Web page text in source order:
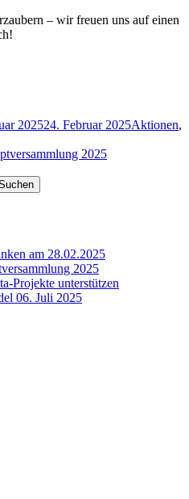
– wir freuen uns auf einen
202524. Februar 2025Aktionen,
2025
am 28.02.2025
2025
Projekte unterstützen
06. Juli 2025